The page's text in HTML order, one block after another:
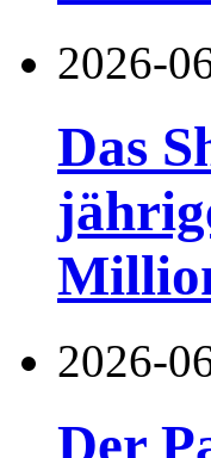
2026-
Das
2026-
Der